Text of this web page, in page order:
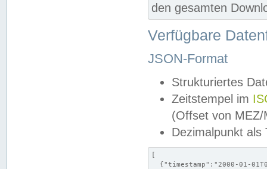
den gesamten
Verfügbare
JSON-Format
Strukturiertes
Zeitstempel im
(Offset von MEZ/
Dezimalpunkt als
[
{"timestamp":"2000-01-